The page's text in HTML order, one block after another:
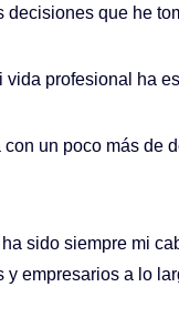
decisiones que he
vida profesional ha
con un poco más de
sido siempre mi
y empresarios a lo